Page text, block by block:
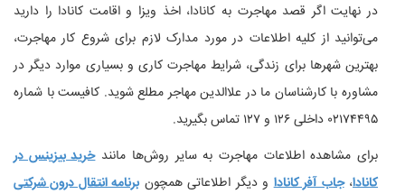
در نهایت اگر قصد مهاجرت به کانادا، اخذ ویزا و اقامت کانادا را دارید
می‌توانید از کلیه اطلاعات در مورد مدارک لازم برای شروع کار مهاجرت،
بهترین شهرها برای زندگی، شرایط مهاجرت کاری و بسیاری موارد دیگر در
مشاوره با کارشناسان ما در علاالدین مهاجر مطلع شوید. کافیست با شماره
۰۲۱۷۴۴۹۵ داخلی ۱۲۶ و ۱۲۷ تماس بگیرید.
برای مشاهده اطلاعات مهاجرت به سایر روش‌ها مانندخرید بیزینس در
کانادا،جاب آفر کاناداو دیگر اطلاعاتی همچون برنامه انتقال درون شرکتی